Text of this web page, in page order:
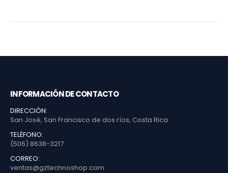
INFORMACIÓN DE CONTACTO
DIRECCIÓN:
San José, San Francisco de dos ríos, Costa Rica.
TELÉFONO:
(506) 8638-3217
CORREO:
ventas@gztechnoshop.com